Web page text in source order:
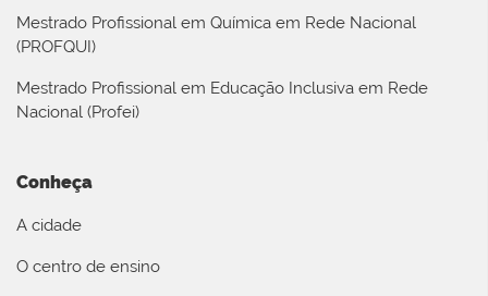
Mestrado Profissional em Química em Rede Nacional
(PROFQUI)
Mestrado Profissional em Educação Inclusiva em Rede
Nacional (Profei)
Conheça
A cidade
O centro de ensino